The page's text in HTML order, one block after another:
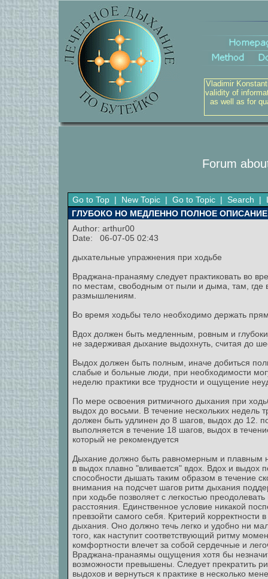
Vladimir
validity of
as well as for
Forum
Go to Top | New Topic | Go to Topic | Search |
ГЛУБОКО НО МЕДЛЕННО ПОЛНОЕ
Author: arthur00
Date: 06-07-05 02:43
дыхательные упражнения при ходьбе
Враджана-пранаяму следует практиковать во
по местам, свободным от пыли и дыма, там, где
размышлениям.
Во время ходьбы тело необходимо держать
Вдох должен быть медленным, ровным и
не задерживая дыхание выдохнуть, считая до
Выдох должен быть полным, иначе добиться
слабые и больные люди, при необходимости
неделю практики все трудности и ощущение
По мере освоения ритмичного дыхания при
выдох до восьми. В течение нескольких недель
должен быть удлинен до 8 шагов, выдох до 12.
выполняется в течение 18 шагов, выдох в
который не рекомендуется
Дыхание должно быть равномерным и плавным
в выдох плавно "вливается" вдох. Вдох и выдох
способности дышать таким образом в течение
внимания на подсчет шагов ритм дыхания
при ходьбе позволяет с легкостью
расстояния. Единственное условие никакой
превзойти самого себя. Критерий
дыхания. Оно должно течь легко и удобно ни
того, как наступит соответствующий ритму
комфортности влечет за собой сердечные и
Враджана-пранаямы ощущения хотя бы
возможности превышены. Следует прекратить
выдохов и вернуться к практике в несколько